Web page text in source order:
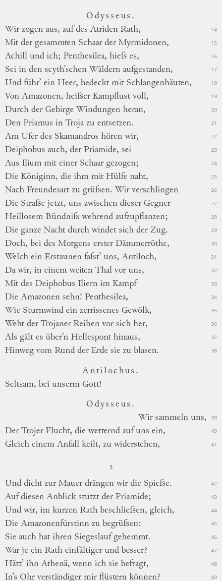
Odysseus.
Wir zogen aus, auf des Atriden Rath,
14
Mit der gesammten Schaar der Myrmidonen, 15
Achill und ich; Penthesilea, hieſs es, 16
Sei in den scyth’schen Wäldern aufgestanden, 17
Und führ’ ein Heer, bedeckt mit Schlangenhäuten, 18
Von Amazonen, heiſser Kampflust voll, 19
Durch der Gebirge Windungen heran, 20
Den Priamus in Troja zu entsetzen. 21
Am Ufer des Skamandros hören wir, 22
Deiphobus auch, der Priamide, sei 23
Aus Ilium mit einer Schaar gezogen; 24
Die Königinn, die ihm mit Hülfe naht, 25
Nach Freundesart zu grüſsen. Wir verschlingen 26
Die Straſse jetzt, uns zwischen dieser Gegner 27
Heillosem Bündniſs wehrend aufzupflanzen; 28
Die ganze Nacht durch windet sich der Zug. 29
Doch, bei des Morgens erster Dämmerröthe, 30
Welch ein Erstaunen faſst’ uns, Antiloch, 31
Da wir, in einem weiten Thal vor uns, 32
Mit des Deiphobus Iliern im Kampf 33
Die Amazonen sehn! Penthesilea, 34
Wie Sturmwind ein zerrissenes Gewölk, 35
Weht der Trojaner Reihen vor sich her, 36
Als gält es über’n Hellespont hinaus, 37
Hinweg vom Rund der Erde sie zu blasen. 38
Antilochus.
Seltsam, bei unserm Gott!
Odysseus.
Wirsammeln uns, 39
Der Trojer Flucht, die wetternd auf uns ein, 40
Gleich einem Anfall keilt, zu widerstehen, 41
5
Und dicht zur Mauer drängen wir die Spieſse. 42
Auf diesen Anblick stutzt der Priamide; 43
Und wir, im kurzen Rath beschlieſsen, gleich, 44
Die Amazonenfürstinn zu begrüſsen: 45
Sie auch hat ihren Siegeslauf gehemmt. 46
War je ein Rath einfältiger und besser? 47
Hätt’ ihn Athenä, wenn ich sie befragt, 48
In’s Ohr verständiger mir flüstern können? 49